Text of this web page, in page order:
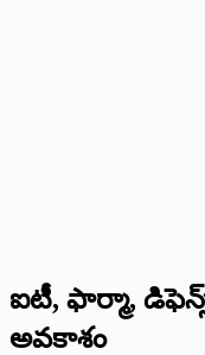
ఐటీ, ఫార్మా, డిఫెన్స్
అవకాశం